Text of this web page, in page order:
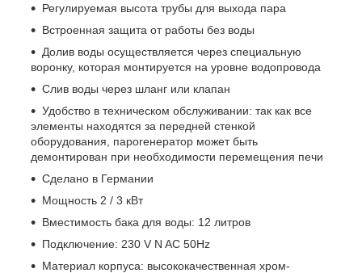
Регулируемая высота трубы для выхода пара
Встроенная защита от работы без воды
Долив воды осуществляется через специальную
воронку, которая монтируется на уровне водопровода
Слив воды через шланг или клапан
Удобство в техническом обслуживании: так как все
элементы находятся за передней стенкой
оборудования, парогенератор может быть
демонтирован при необходимости перемещения печи
Сделано в Германии
Мощность 2 / 3 кВт
Вместимость бака для воды: 12 литров
Подключение: 230 V N AC 50Hz
Материал корпуса: высококачественная хром-